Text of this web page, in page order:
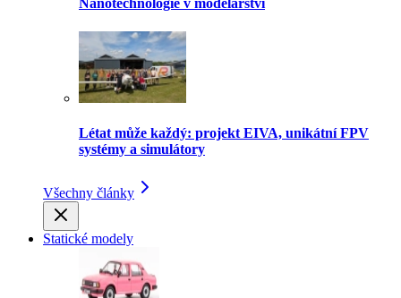
Nanotechnologie v modelářství
Létat může každý: projekt EIVA, unikátní FPV
systémy a simulátory
Všechny články
Statické modely